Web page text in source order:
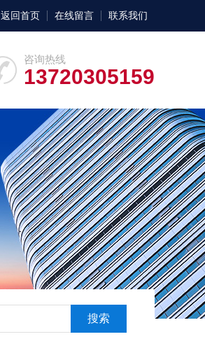
返回首页 在线留言 联系我们
咨询热线
13720305159